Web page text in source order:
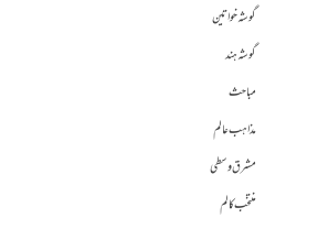
گوشہ خواتین
گوشہ ہند
مباحث
مذاہب عالم
مشرق وسطی
منتخب کالم